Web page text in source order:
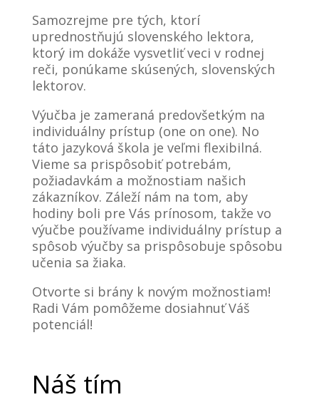
Samozrejme pre tých, ktorí
uprednostňujú slovenského lektora,
ktorý im dokáže vysvetliť veci v rodnej
reči, ponúkame skúsených, slovenských
lektorov.
Výučba je zameraná predovšetkým na
individuálny prístup (one on one). No
táto jazyková škola je veľmi flexibilná.
Vieme sa prispôsobiť potrebám,
požiadavkám a možnostiam našich
zákazníkov. Záleží nám na tom, aby
hodiny boli pre Vás prínosom, takže vo
výučbe používame individuálny prístup a
spôsob výučby sa prispôsobuje spôsobu
učenia sa žiaka.
Otvorte si brány k novým možnostiam!
Radi Vám pomôžeme dosiahnuť Váš
potenciál!
Náš tím
possible
during your
visit. If you
refuse
these
functionality
will
disappear
from the
website.
Marketing
By sharing
your
interests and
site, you
increase the